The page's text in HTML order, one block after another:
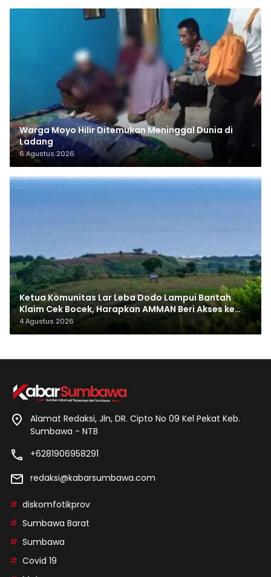
Warga Moyo Hilir Ditemukan Meninggal Dunia di
Ladang
6 Agustus 2026
Ketua Komunitas Lar Leba Dodo Lampui Bantah
Klaim Cek Bocek, Harapkan AMMAN Beri Akses ke
Makam Leluhur
4 Agustus 2026
Alamat Redaksi, Jln, DR. Cipto No 09 Kel Pekat Keb.
Sumbawa - NTB
+6281906958291
redaksi@kabarsumbawa.com
diskomfotikprov
Sumbawa Barat
Sumbawa
Covid 19